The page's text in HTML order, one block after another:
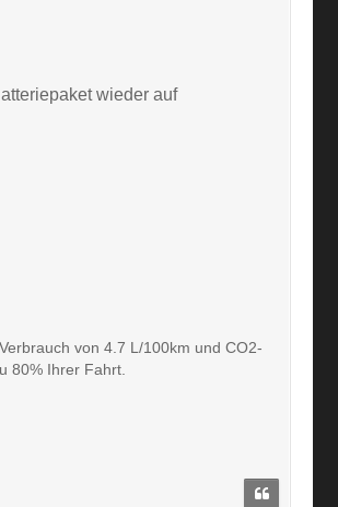
wieder auf
von 4.7 L/100km und CO2-
80% Ihrer Fahrt.